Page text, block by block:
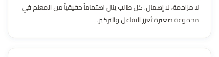
لا مزاحمة، لا إهمال. كل طالب ينال اهتماماً حقيقياً من المعلم في
مجموعة صغيرة تُعزز التفاعل والتركيز.